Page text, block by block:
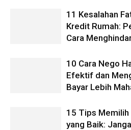
11 Kesalahan
Kredit Rumah:
Cara
10 Cara Nego
Efektif dan
Bayar Lebih
15 Tips Memilih
yang Baik: